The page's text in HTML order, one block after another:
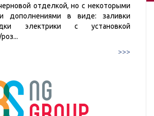
отделкой, но с некоторыми
дополнениями в виде: заливки
электрики с установкой
...
>>>